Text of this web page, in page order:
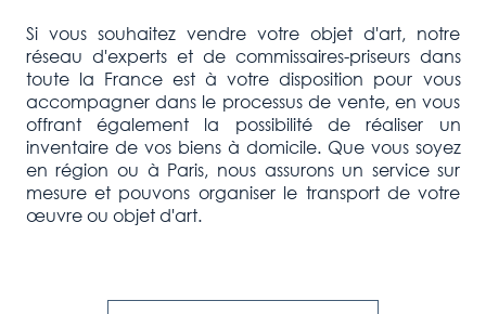
Si vous souhaitez vendre votre objet d'art, notre
réseau d'experts et de commissaires-priseurs dans
toute la France est à votre disposition pour vous
accompagner dans le processus de vente, en vous
offrant également la possibilité de réaliser un
inventaire de vos biens à domicile. Que vous soyez
en région ou à Paris, nous assurons un service sur
mesure et pouvons organiser le transport de votre
œuvre ou objet d'art.